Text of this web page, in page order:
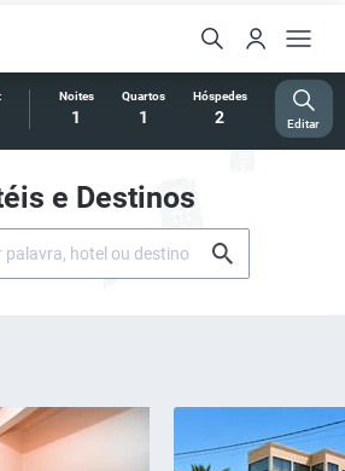
Noites
1
Quartos
1
Hóspedes
2 Editar
e Destinos